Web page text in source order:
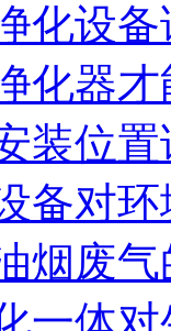
化设
化器
装位
备对
烟废